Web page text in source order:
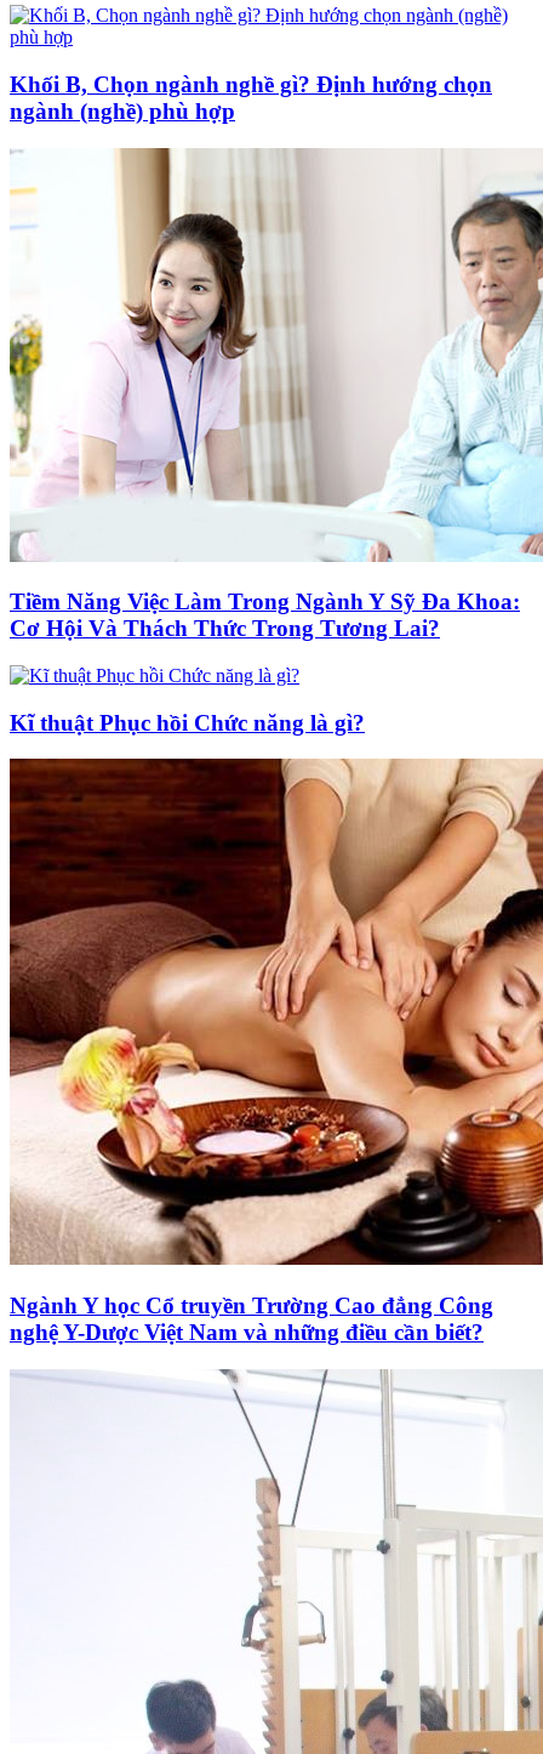
Khối B, Chọn ngành nghề gì? Định hướng chọn
ngành (nghề) phù hợp
Tiềm Năng Việc Làm Trong Ngành Y Sỹ Đa Khoa:
Cơ Hội Và Thách Thức Trong Tương Lai?
Kĩ thuật Phục hồi Chức năng là gì?
Ngành Y học Cổ truyền Trường Cao đẳng Công
nghệ Y-Dược Việt Nam và những điều cần biết?